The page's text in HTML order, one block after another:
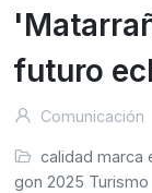
futuro
Comunicación
calidad marca
2025 Turismo